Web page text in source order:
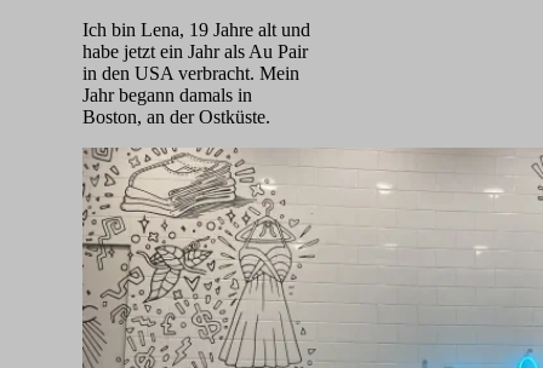
Ich bin Lena, 19 Jahre alt und
habe jetzt ein Jahr als Au Pair
in den USA verbracht. Mein
Jahr begann damals in
Boston, an der Ostküste.